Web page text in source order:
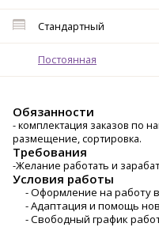
Стандартный
Постоянная
Обязанности
- комплектация заказов по
размещение, сортировка.
Требования
-Желание работать и
Условия работы
- Оформление на работу
- Адаптация и помощь
- Свободный график